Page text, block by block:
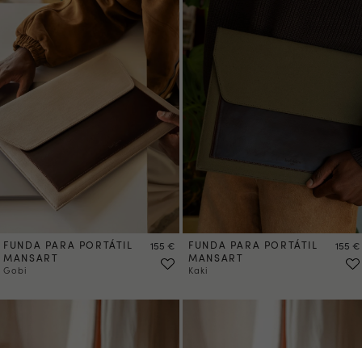
FUNDA PARA PORTÁTIL
MANSART
Gobi
Precio
155 €
FUNDA PARA PORTÁTIL
MANSART
Kaki
Precio
155 €